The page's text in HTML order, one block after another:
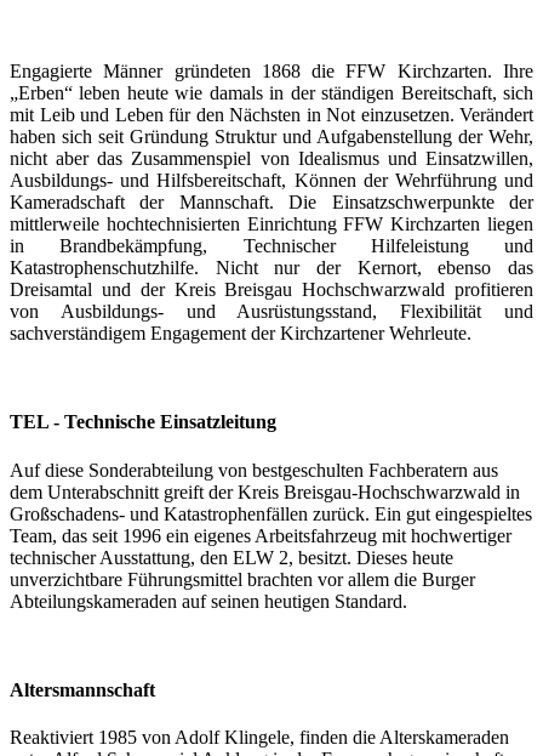
Engagierte Männer gründeten 1868 die FFW Kirchzarten. Ihre
„Erben“ leben heute wie damals in der ständigen Bereitschaft, sich
mit Leib und Leben für den Nächsten in Not einzusetzen. Verändert
haben sich seit Gründung Struktur und Aufgabenstellung der Wehr,
nicht aber das Zusammenspiel von Idealismus und Einsatzwillen,
Ausbildungs- und Hilfsbereitschaft, Können der Wehrführung und
Kameradschaft der Mannschaft. Die Einsatzschwerpunkte der
mittlerweile hochtechnisierten Einrichtung FFW Kirchzarten liegen
in Brandbekämpfung, Technischer Hilfeleistung und
Katastrophenschutzhilfe. Nicht nur der Kernort, ebenso das
Dreisamtal und der Kreis Breisgau Hochschwarzwald profitieren
von Ausbildungs- und Ausrüstungsstand, Flexibilität und
sachverständigem Engagement der Kirchzartener Wehrleute.
TEL - Technische Einsatzleitung
Auf diese Sonderabteilung von bestgeschulten Fachberatern aus
dem Unterabschnitt greift der Kreis Breisgau-Hochschwarzwald in
Großschadens- und Katastrophenfällen zurück. Ein gut eingespieltes
Team, das seit 1996 ein eigenes Arbeitsfahrzeug mit hochwertiger
technischer Ausstattung, den ELW 2, besitzt. Dieses heute
unverzichtbare Führungsmittel brachten vor allem die Burger
Abteilungskameraden auf seinen heutigen Standard.
Altersmannschaft
Reaktiviert 1985 von Adolf Klingele, finden die Alterskameraden